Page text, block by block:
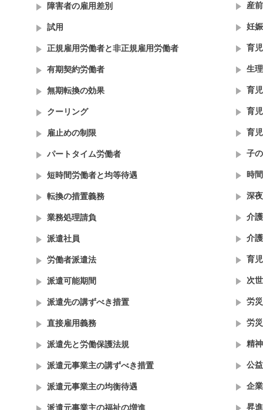
障害者の雇用差別
試用
正規雇用労働者と非正規雇用労働者
有期契約労働者
無期転換の効果
クーリング
雇止めの制限
パートタイム労働者
短時間労働者と均等待遇
転換の措置義務
業務処理請負
派遣社員
労働者派遣法
派遣可能期間
派遣先の講ずべき措置
直接雇用義務
派遣先と労働保護法規
派遣元事業主の講ずべき措置
派遣元事業主の均衡待遇
派遣元事業主の福祉の増進
産
妊
育
生
育
育
育
子
時
深
介
介
育
次
労
労
精
公
企
昇進